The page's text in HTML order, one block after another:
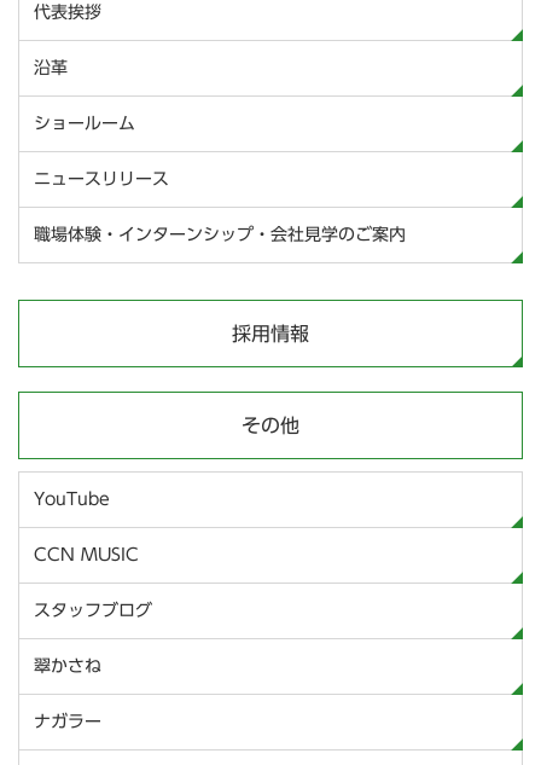
代表挨拶
沿革
ショールーム
ニュースリリース
職場体験・インターンシップ・会社見学のご案内
採用情報
その他
YouTube
CCN MUSIC
スタッフブログ
翠かさね
ナガラー